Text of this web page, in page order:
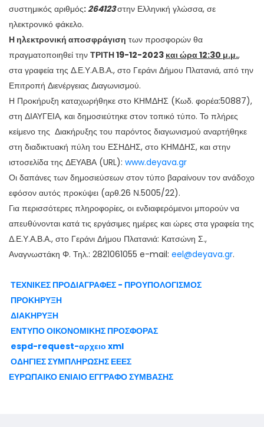
συστημικός αριθμός:264123στην Ελληνική γλώσσα, σε
ηλεκτρονικό φάκελο.
Η ηλεκτρονική αποσφράγιση των προσφορών θα
πραγματοποιηθεί την ΤΡΙΤΗ 19-12-2023 και ώρα 12:30 μ.μ.,
στα γραφεία της Δ.Ε.Υ.Α.Β.Α., στο Γεράνι Δήμου Πλατανιά, από την
Επιτροπή Διενέργειας Διαγωνισμού.
Η Προκήρυξη καταχωρήθηκε στο ΚΗΜΔΗΣ (Κωδ. φορέα:50887),
στη ΔΙΑΥΓΕΙΑ, και δημοσιεύτηκε στον τοπικό τύπο. Το πλήρες
κείμενο της Διακήρυξης του παρόντος διαγωνισμού αναρτήθηκε
στη διαδικτυακή πύλη του ΕΣΗΔΗΣ, στο ΚΗΜΔΗΣ, και στην
ιστοσελίδα της ΔΕΥΑΒΑ (URL): www.deyava.gr
Οι δαπάνες των δημοσιεύσεων στον τύπο βαραίνουν τον ανάδοχο
εφόσον αυτός προκύψει (αρθ.26 Ν.5005/22).
Για περισσότερες πληροφορίες, οι ενδιαφερόμενοι μπορούν να
απευθύνονται κατά τις εργάσιμες ημέρες και ώρες στα γραφεία της
Δ.Ε.Υ.Α.Β.Α., στο Γεράνι Δήμου Πλατανιά: Κατσώνη Σ.,
Αναγνωστάκη Φ. Τηλ.: 2821061055 e-mail: eel@deyava.gr.
ΤΕΧΝΙΚΕΣ ΠΡΟΔΙΑΓΡΑΦΕΣ - ΠΡΟΥΠΟΛΟΓΙΣΜΟΣ
ΠΡΟΚΗΡΥΞΗ
ΔΙΑΚΗΡΥΞΗ
ΕΝΤΥΠΟ ΟΙΚΟΝΟΜΙΚΗΣ ΠΡΟΣΦΟΡΑΣ
espd-request-αρχειο xml
ΟΔΗΓΙΕΣ ΣΥΜΠΛΗΡΩΣΗΣ ΕΕΕΣ
ΕΥΡΩΠΑΙΚΟ ΕΝΙΑΙΟ ΕΓΓΡΑΦΟ ΣΥΜΒΑΣΗΣ